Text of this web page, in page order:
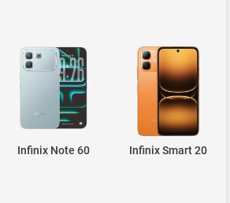
Infinix Note 60 Infinix Smart 20